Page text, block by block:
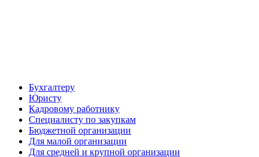
Бухгалтеру
Юристу
Кадровому работнику
Специалисту по закупкам
Бюджетной организации
Для малой организации
Для средней и крупной организации